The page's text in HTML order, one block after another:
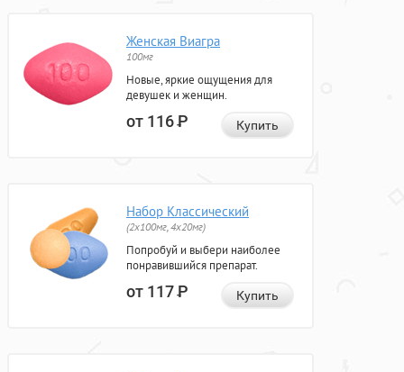
Женская Виагра
100мг
Новые, яркие ощущения для
девушек и женщин.
от 116Р Купить
Набор Классический
(2x100мг, 4x20мг)
Попробуй и выбери наиболее
понравившийся препарат.
от 117Р Купить